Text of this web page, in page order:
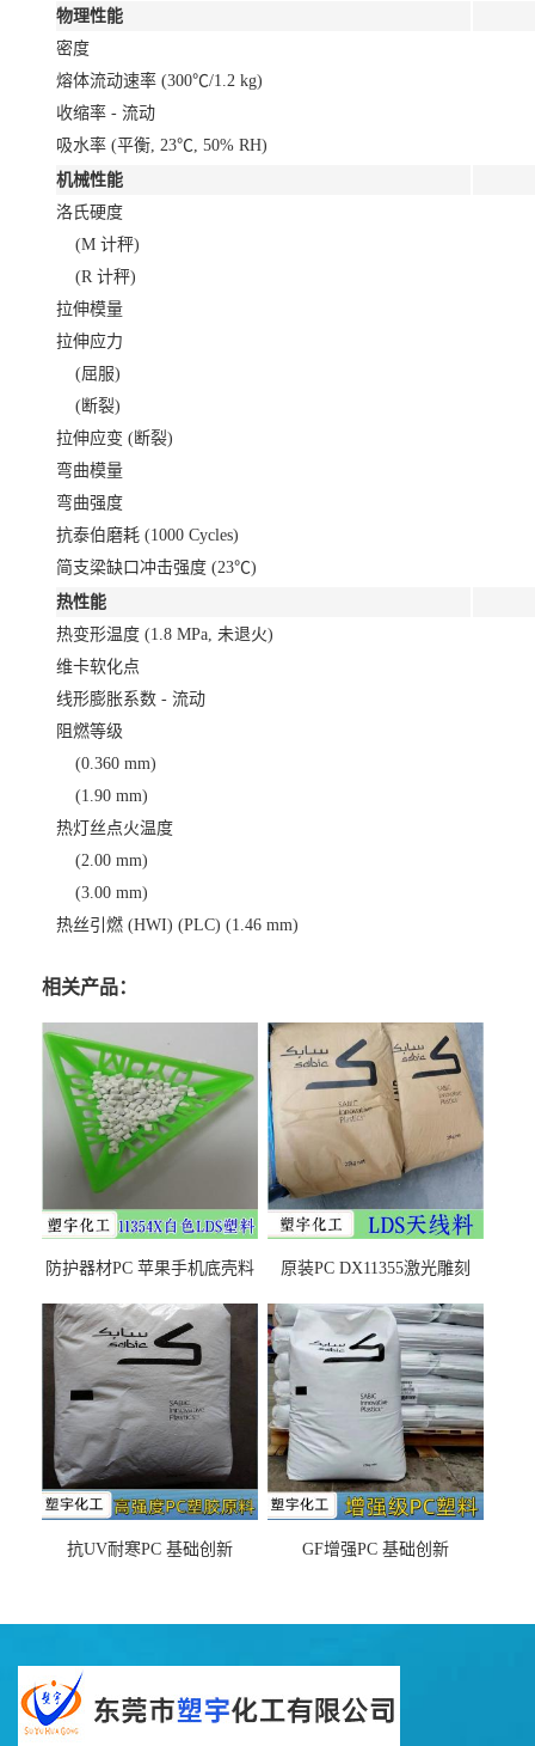
物理性能
密度
熔体流动速率 (300℃/1.2 kg)
收缩率 - 流动
吸水率 (平衡, 23℃, 50% RH)
机械性能
洛氏硬度
(M 计秤)
(R 计秤)
拉伸模量
拉伸应力
(屈服)
(断裂)
拉伸应变 (断裂)
弯曲模量
弯曲强度
抗泰伯磨耗 (1000 Cycles)
简支梁缺口冲击强度 (23℃)
热性能
热变形温度 (1.8 MPa, 未退火)
维卡软化点
线形膨胀系数 - 流动
阻燃等级
(0.360 mm)
(1.90 mm)
热灯丝点火温度
(2.00 mm)
(3.00 mm)
热丝引燃 (HWI) (PLC) (1.46 mm)
相关产品：
防护器材PC 苹果手机底壳料
之忧
原装PC DX11355激光雕刻
抗UV耐寒PC 基础创新
GF增强PC 基础创新